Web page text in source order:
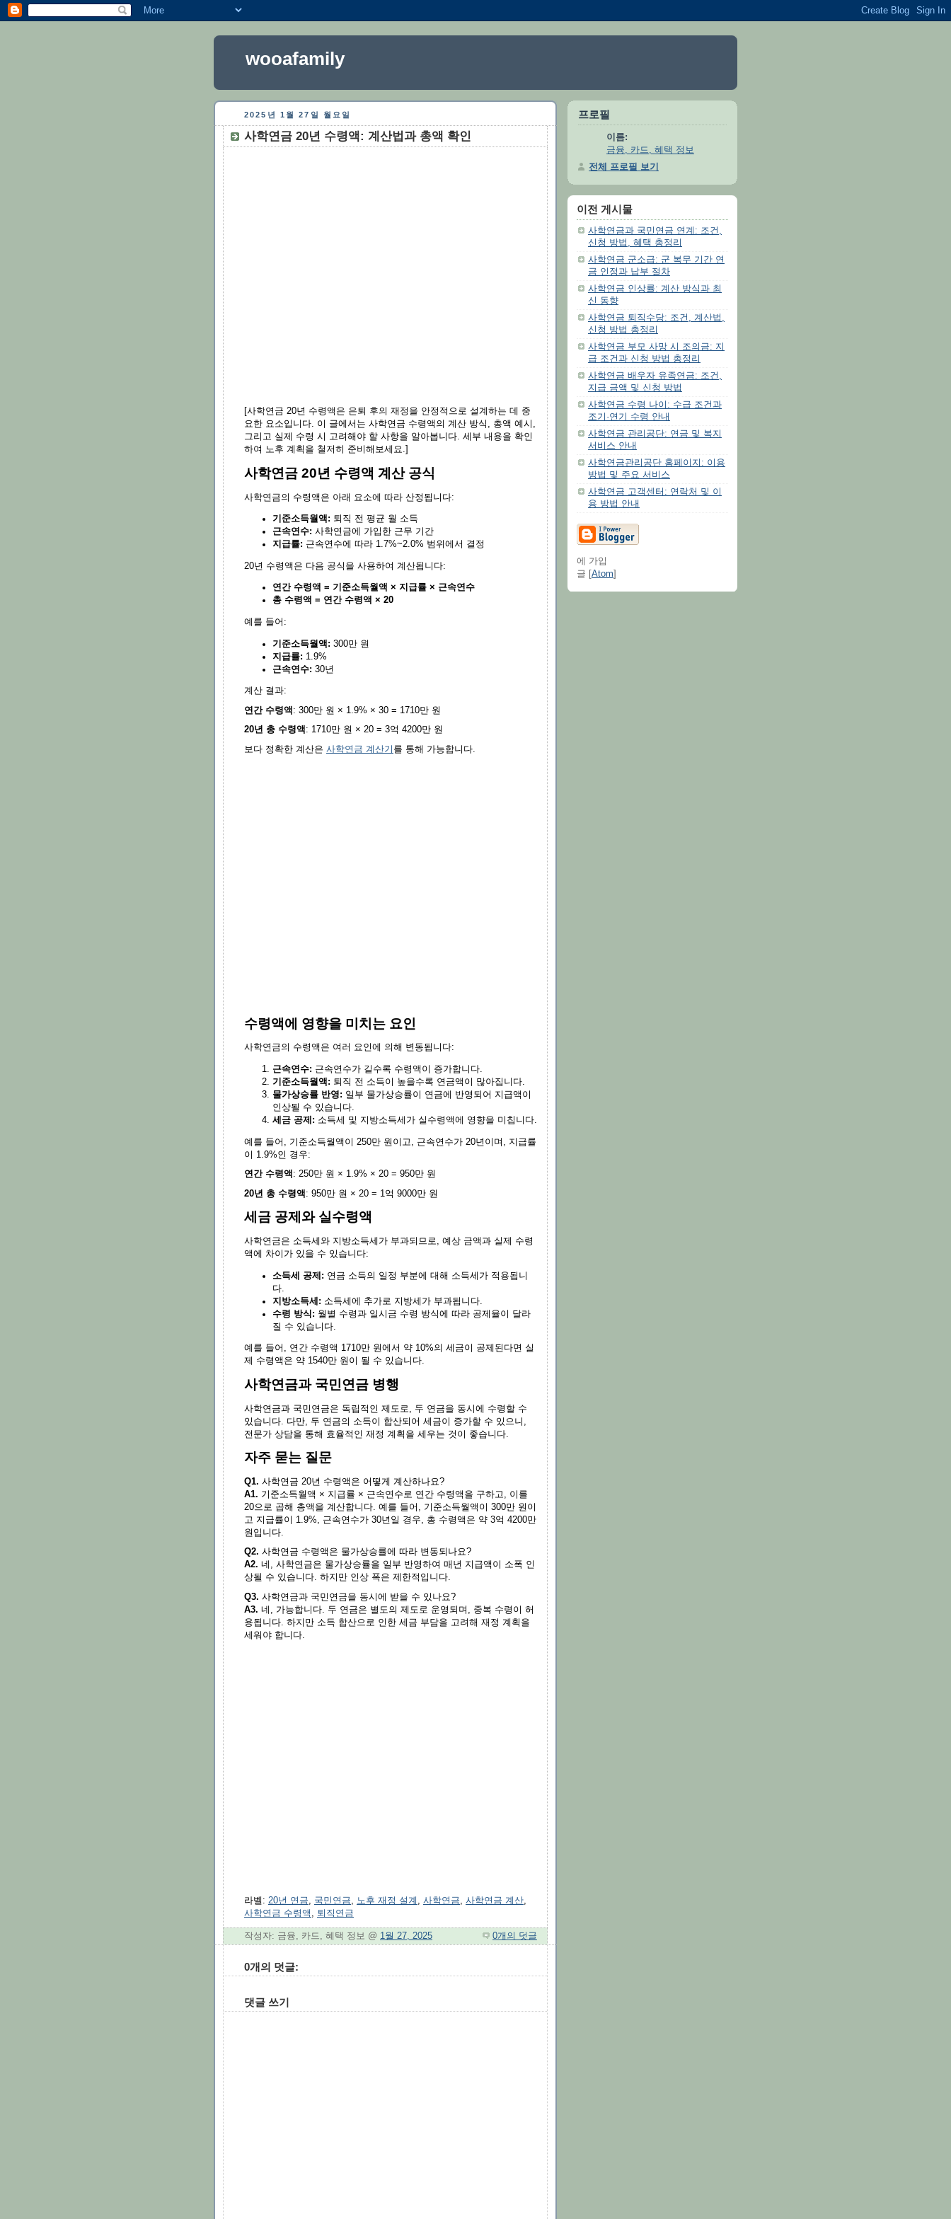
wooafamily
2025년 1월 27일 월요일
사학연금 20년 수령액: 계산법과 총액 확인
[사학연금 20년 수령액은 은퇴 후의 재정을 안정적으로 설계하는 데 중
요한 요소입니다. 이 글에서는 사학연금 수령액의 계산 방식, 총액 예시,
그리고 실제 수령 시 고려해야 할 사항을 알아봅니다. 세부 내용을 확인
하여 노후 계획을 철저히 준비해보세요.]
사학연금 20년 수령액 계산 공식
사학연금의 수령액은 아래 요소에 따라 산정됩니다:
기준소득월액: 퇴직 전 평균 월 소득
근속연수: 사학연금에 가입한 근무 기간
지급률: 근속연수에 따라 1.7%~2.0% 범위에서 결정
20년 수령액은 다음 공식을 사용하여 계산됩니다:
연간 수령액 = 기준소득월액 × 지급률 × 근속연수
총 수령액 = 연간 수령액 × 20
예를 들어:
기준소득월액: 300만 원
지급률: 1.9%
근속연수: 30년
계산 결과:
연간 수령액: 300만 원 × 1.9% × 30 = 1710만 원
20년 총 수령액: 1710만 원 × 20 = 3억 4200만 원
보다 정확한 계산은 사학연금 계산기 를 통해 가능합니다.
수령액에 영향을 미치는 요인
사학연금의 수령액은 여러 요인에 의해 변동됩니다:
근속연수: 근속연수가 길수록 수령액이 증가합니다.
기준소득월액: 퇴직 전 소득이 높을수록 연금액이 많아집니다.
물가상승률 반영: 일부 물가상승률이 연금에 반영되어 지급액이
인상될 수 있습니다.
세금 공제: 소득세 및 지방소득세가 실수령액에 영향을 미칩니다.
예를 들어, 기준소득월액이 250만 원이고, 근속연수가 20년이며, 지급률
이 1.9%인 경우:
연간 수령액: 250만 원 × 1.9% × 20 = 950만 원
20년 총 수령액: 950만 원 × 20 = 1억 9000만 원
세금 공제와 실수령액
사학연금은 소득세와 지방소득세가 부과되므로, 예상 금액과 실제 수령
액에 차이가 있을 수 있습니다:
소득세 공제: 연금 소득의 일정 부분에 대해 소득세가 적용됩니
다.
지방소득세: 소득세에 추가로 지방세가 부과됩니다.
수령 방식: 월별 수령과 일시금 수령 방식에 따라 공제율이 달라
질 수 있습니다.
예를 들어, 연간 수령액 1710만 원에서 약 10%의 세금이 공제된다면 실
제 수령액은 약 1540만 원이 될 수 있습니다.
사학연금과 국민연금 병행
사학연금과 국민연금은 독립적인 제도로, 두 연금을 동시에 수령할 수
있습니다. 다만, 두 연금의 소득이 합산되어 세금이 증가할 수 있으니,
전문가 상담을 통해 효율적인 재정 계획을 세우는 것이 좋습니다.
자주 묻는 질문
Q1. 사학연금 20년 수령액은 어떻게 계산하나요?
A1. 기준소득월액 × 지급률 × 근속연수로 연간 수령액을 구하고, 이를
20으로 곱해 총액을 계산합니다. 예를 들어, 기준소득월액이 300만 원이
고 지급률이 1.9%, 근속연수가 30년일 경우, 총 수령액은 약 3억 4200만
원입니다.
Q2. 사학연금 수령액은 물가상승률에 따라 변동되나요?
A2. 네, 사학연금은 물가상승률을 일부 반영하여 매년 지급액이 소폭 인
상될 수 있습니다. 하지만 인상 폭은 제한적입니다.
Q3. 사학연금과 국민연금을 동시에 받을 수 있나요?
A3. 네, 가능합니다. 두 연금은 별도의 제도로 운영되며, 중복 수령이 허
용됩니다. 하지만 소득 합산으로 인한 세금 부담을 고려해 재정 계획을
세워야 합니다.
라벨: 20년 연금, 국민연금, 노후 재정 설계 , 사학연금, 사학연금 계산,
사학연금 수령액 , 퇴직연금
작성자: 금융, 카드, 혜택 정보 @ 1월 27, 2025 0개의 덧글
0개의 덧글:
댓글 쓰기
프로필
이름:
금융, 카드, 혜택 정보
전체 프로필 보기
이전 게시물
사학연금과 국민연금 연계: 조건,
신청 방법, 혜택 총정리
사학연금 군소급: 군 복무 기간 연
금 인정과 납부 절차
사학연금 인상률: 계산 방식과 최
신 동향
사학연금 퇴직수당: 조건, 계산법,
신청 방법 총정리
사학연금 부모 사망 시 조의금: 지
급 조건과 신청 방법 총정리
사학연금 배우자 유족연금: 조건,
지급 금액 및 신청 방법
사학연금 수령 나이: 수급 조건과
조기·연기 수령 안내
사학연금 관리공단: 연금 및 복지
서비스 안내
사학연금관리공단 홈페이지: 이용
방법 및 주요 서비스
사학연금 고객센터: 연락처 및 이
용 방법 안내
에 가입
글 [ Atom